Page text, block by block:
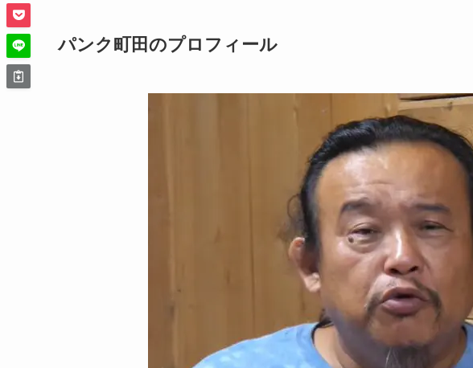
パンク町田のプロフィール